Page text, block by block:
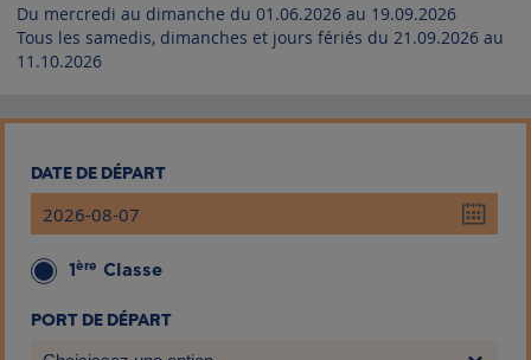
Du mercredi au dimanche du 01.06.2026 au 19.09.2026
Tous les samedis, dimanches et jours fériés du 21.09.2026 au
11.10.2026
DATE DE DÉPART
1 ère Classe
PORT DE DÉPART